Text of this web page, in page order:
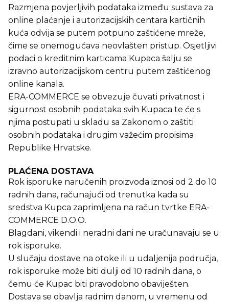
Razmjena povjerljivih podataka između sustava za
online plaćanje i autorizacijskih centara kartičnih
kuća odvija se putem potpuno zaštićene mreže,
čime se onemogućava neovlašten pristup. Osjetljivi
podaci o kreditnim karticama Kupaca šalju se
izravno autorizacijskom centru putem zaštićenog
online kanala.
ERA-COMMERCE se obvezuje čuvati privatnost i
sigurnost osobnih podataka svih Kupaca te će s
njima postupati u skladu sa Zakonom o zaštiti
osobnih podataka i drugim važećim propisima
Republike Hrvatske.
PLAĆENA DOSTAVA
Rok isporuke naručenih proizvoda iznosi od 2 do 10
radnih dana, računajući od trenutka kada su
sredstva Kupca zaprimljena na račun tvrtke ERA-
COMMERCE D.O.O.
Blagdani, vikendi i neradni dani ne uračunavaju se u
rok isporuke.
U slučaju dostave na otoke ili u udaljenija područja,
rok isporuke može biti dulji od 10 radnih dana, o
čemu će Kupac biti pravodobno obaviješten.
Dostava se obavlja radnim danom, u vremenu od